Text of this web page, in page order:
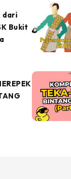
dari
Bukit